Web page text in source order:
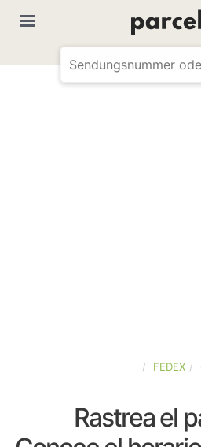
FEDEX
Rastrea el